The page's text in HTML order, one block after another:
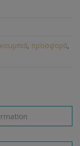
, προσφορά,